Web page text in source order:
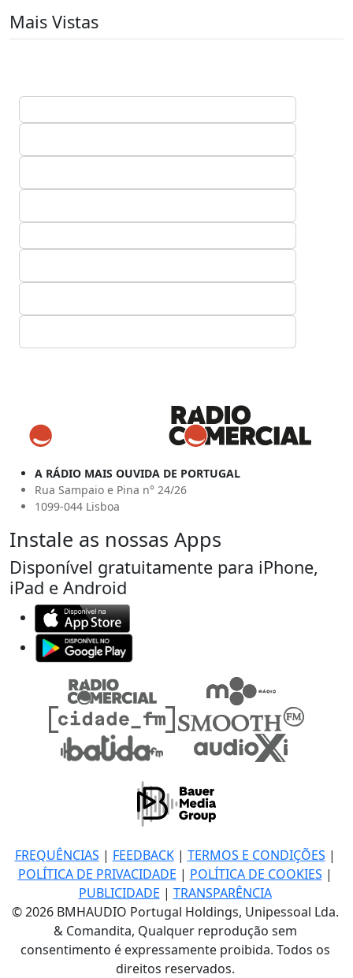
Mais Vistas
A RÁDIO MAIS OUVIDA DE PORTUGAL
Rua Sampaio e Pina n° 24/26
1099-044 Lisboa
Instale as nossas Apps
Disponível gratuitamente para iPhone,
iPad e Android
FREQUÊNCIAS | FEEDBACK| TERMOS E CONDIÇÕES |
POLÍTICA DE PRIVACIDADE | POLÍTICA DE COOKIES |
PUBLICIDADE | TRANSPARÊNCIA
© 2026 BMHAUDIO Portugal Holdings, Unipessoal Lda.
& Comandita, Qualquer reprodução sem
consentimento é expressamente proibida. Todos os
direitos reservados.